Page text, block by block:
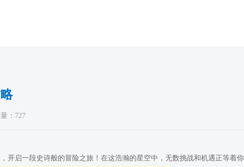
：727
开启一段史诗般的冒险之旅！在这浩瀚的星空中，无数挑战和机遇正等着